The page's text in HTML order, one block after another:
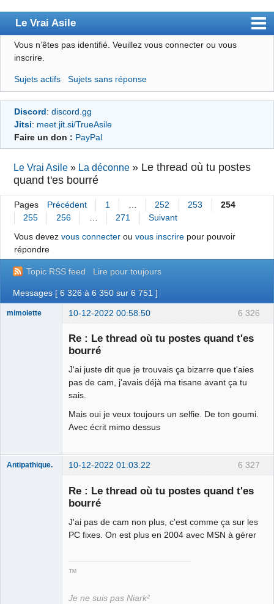
Le Vrai Asile
Accueil
Forum
Membres
Règles
S’inscrire
Connexion
Vous n’êtes pas identifié. Veuillez vous connecter ou vous
inscrire.
Sujets actifs Sujets sans réponse
Discord: discord.gg
Jitsi: meet.jit.si/TrueAsile
Faire un don : PayPal
Le Vrai Asile » La déconne » Le thread où tu postes
quand t'es bourré
Pages Précédent 1 … 252 253
254
255
256 … 271
Suivant
Vous devez vous connecterou vous inscrirepour pouvoir
répondre
Topic RSS feed Lire pour toujours
Messages [ 6 326 à 6 350 sur 6 751 ]
6 326
mimolette 10-12-2022 00:58:50
Re : Le thread où tu postes quand t'es
bourré
J'ai juste dit que je trouvais ça bizarre que t'aies
pas de cam, j'avais déjà ma tisane avant ça tu
sais.
Mais oui je veux toujours un selfie. De ton goumi.
Avec écrit mimo dessus
6 327
Antipathique. 10-12-2022 01:03:22
Re : Le thread où tu postes quand t'es
bourré
J'ai pas de cam non plus, c'est comme ça sur les
PC fixes. On est plus en 2004 avec MSN à gérer
™
Je ne suis pas Niark²